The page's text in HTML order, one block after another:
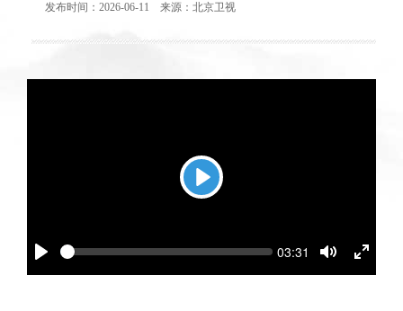
发布时间：2026-06-11 来源：北京卫视
Play
Seek Current
03:31
Mute